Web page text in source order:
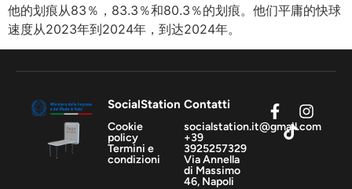
他的划痕从83％，83.3％和80.3％的划痕。他们平庸的快球
速度从2023年到2024年，到达2024年。
SocialStation
Cookie
policy
Termini e
condizioni
Contatti
socialstation.it@gmail.com
+39
3925257329
Via Annella
di Massimo
46, Napoli